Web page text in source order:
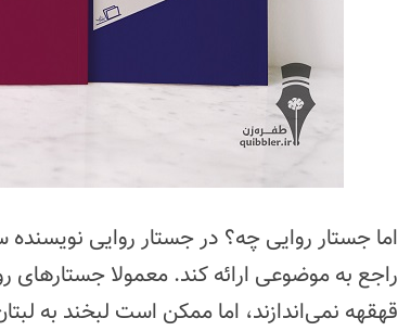
اما جستار روایی چه؟ در جستار روایی
راجع به موضوعی ارائه کند. معمولا جستارهای
قهقهه نمی‌اندازند، اما ممکن است لبخند به